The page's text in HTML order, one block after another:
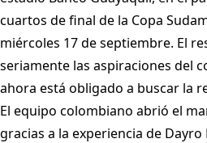
cuartos de final de la Copa
miércoles 17 de septiembre. El
seriamente las aspiraciones del
ahora está obligado a buscar la
El equipo colombiano abrió el
gracias a la experiencia de